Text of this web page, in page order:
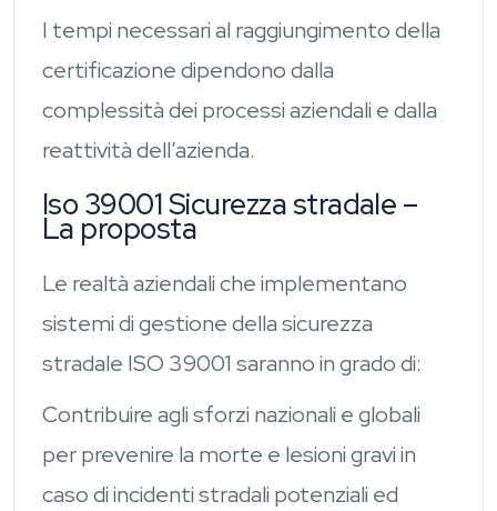
I tempi necessari al raggiungimento della
certificazione dipendono dalla
complessità dei processi aziendali e dalla
reattività dell’azienda.
Iso 39001 Sicurezza stradale –
La proposta
Le realtà aziendali che implementano
sistemi di gestione della sicurezza
stradale ISO 39001 saranno in grado di:
Contribuire agli sforzi nazionali e globali
per prevenire la morte e lesioni gravi in ​​
caso di incidenti stradali potenziali ed